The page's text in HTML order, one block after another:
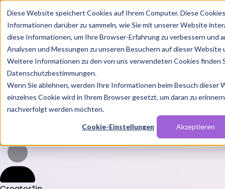
Diese Website speichert Cookies auf Ihrem Computer. Diese
Informationen darüber zu sammeln, wie Sie mit unserer Website
diese Informationen, um Ihre Browser-Erfahrung zu verbessern und
Analysen und Messungen zu unseren Besuchern auf dieser Website
Weitere Informationen zu den von uns verwendeten Cookies finden
Datenschutzbestimmungen.
Wenn Sie ablehnen, werden Ihre Informationen beim Besuch dieser
einzelnes Cookie wird in Ihrem Browser gesetzt, um daran zu
nachverfolgt werden möchten.
Cookie-Einstellungen Akzeptieren
Features
Solutions
BlogChartsRabatt CodesPakete